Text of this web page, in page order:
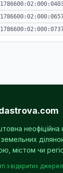
неофіційна
містом чи
з відкритих